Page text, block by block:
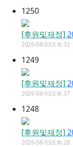
1250
[후원및재정]
2026-08-03조회 32
1249
[후원및재정]
2026-08-03조회 37
1248
[후원및재정]
2026-08-03조회 28